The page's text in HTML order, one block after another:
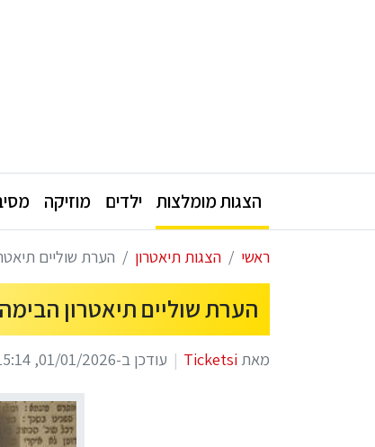
הצגות מומלצות ילדים מוזיקה
ראשי הצגות תיאטרון הערת שוליים
הערת שוליים תיאטרון הבימה -
מאת Ticketsi עודכן ב-01/01/2026, 15:14